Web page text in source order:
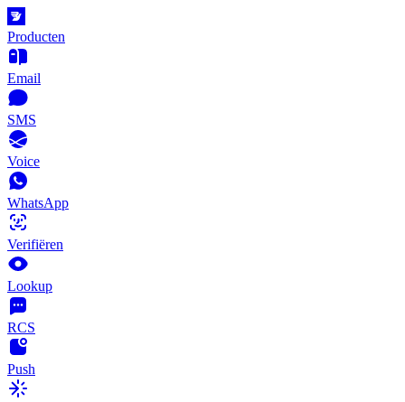
Producten
Email
SMS
Voice
WhatsApp
Verifiëren
Lookup
RCS
Push